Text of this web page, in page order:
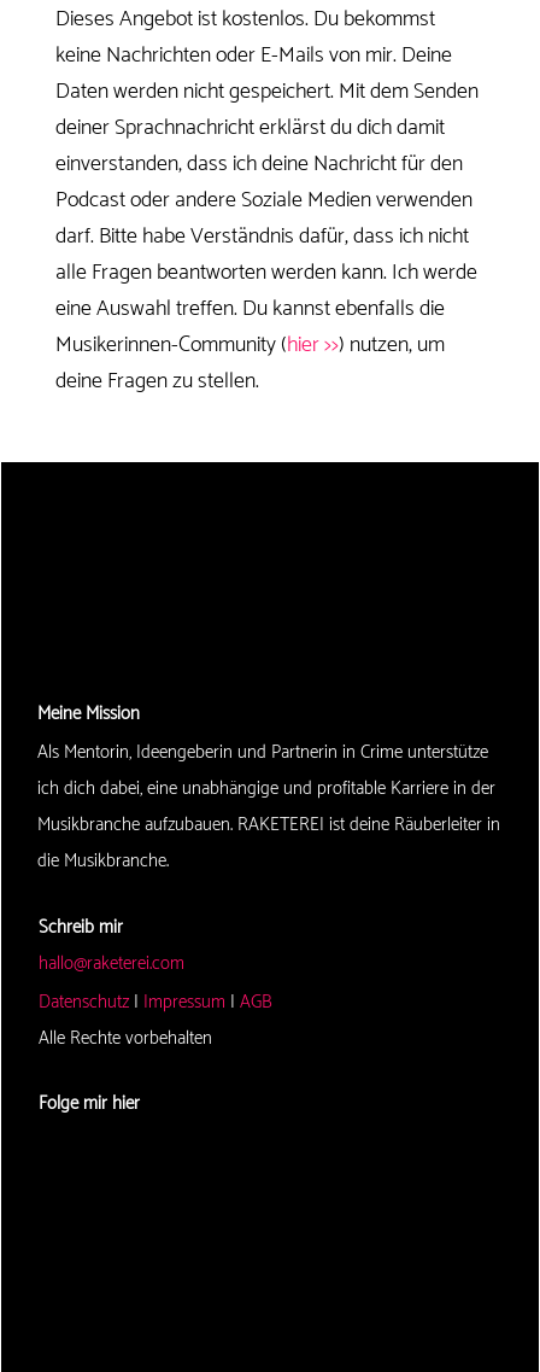
Dieses Angebot ist kostenlos. Du bekommst
keine Nachrichten oder E-Mails von mir. Deine
Daten werden nicht gespeichert. Mit dem Senden
deiner Sprachnachricht erklärst du dich damit
einverstanden, dass ich deine Nachricht für den
Podcast oder andere Soziale Medien verwenden
darf. Bitte habe Verständnis dafür, dass ich nicht
alle Fragen beantworten werden kann. Ich werde
eine Auswahl treffen. Du kannst ebenfalls die
Musikerinnen-Community (hier >>) nutzen, um
deine Fragen zu stellen.
Meine Mission
Als Mentorin, Ideengeberin und Partnerin in Crime unterstütze
ich dich dabei, eine unabhängige und profitable Karriere in der
Musikbranche aufzubauen. RAKETEREI ist deine Räuberleiter in
die Musikbranche.
Schreib mir
hallo@raketerei.com
Datenschutz | Impressum | AGB
Alle Rechte vorbehalten
Folge mir hier